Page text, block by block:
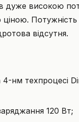
дуже високою
ціною.
відсутня.
нм техпроцесі
120 Вт;